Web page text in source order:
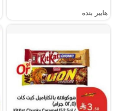
هايبر بنده